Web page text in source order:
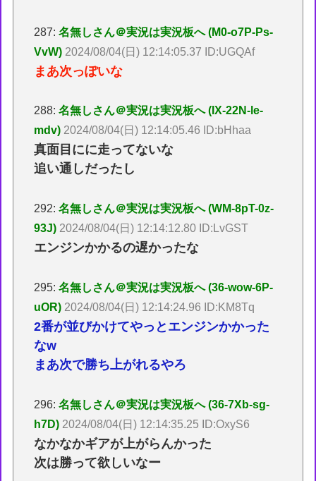
287:名無しさん＠実況は実況板へ (M0-o7P-Ps-
VvW) 2024/08/04(日) 12:14:05.37 ID:UGQAf
まあ次っぽいな
288:名無しさん＠実況は実況板へ (IX-22N-le-
mdv) 2024/08/04(日) 12:14:05.46 ID:bHhaa
真面目にに走ってないな
追い通しだったし
292:名無しさん＠実況は実況板へ (WM-8pT-0z-
93J) 2024/08/04(日) 12:14:12.80 ID:LvGST
エンジンかかるの遅かったな
295:名無しさん＠実況は実況板へ (36-wow-6P-
uOR) 2024/08/04(日) 12:14:24.96 ID:KM8Tq
2番が並びかけてやっとエンジンかかった
なw
まあ次で勝ち上がれるやろ
296:名無しさん＠実況は実況板へ (36-7Xb-sg-
h7D) 2024/08/04(日) 12:14:35.25 ID:OxyS6
なかなかギアが上がらんかった
次は勝って欲しいなー